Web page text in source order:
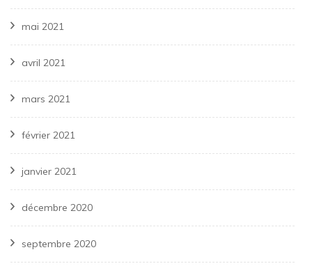
mai 2021
avril 2021
mars 2021
février 2021
janvier 2021
décembre 2020
septembre 2020